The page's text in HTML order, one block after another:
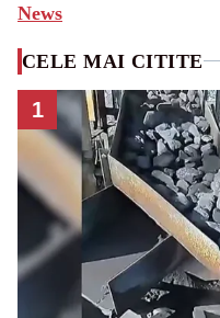
News
CELE MAI CITITE
1